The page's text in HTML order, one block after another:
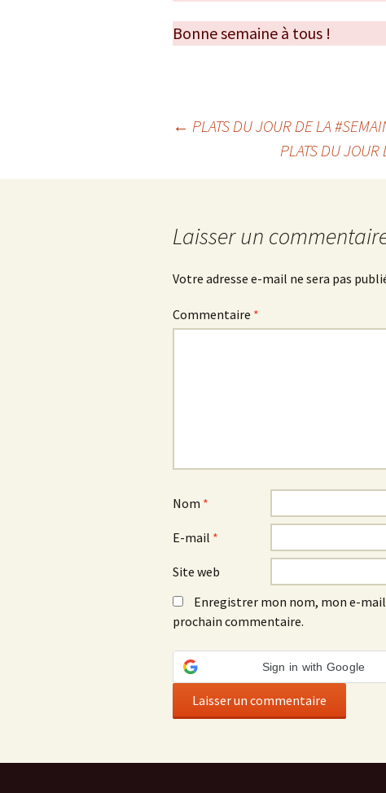
Bonne semaine à tous !
Navigation
des
← PLATS DU JOUR DE LA
PLATS DU
Laisser un
Votre adresse e-mail ne sera pas
Commentaire *
Nom *
E-mail *
Site web
Enregistrer mon nom, mon e-
prochain commentaire.
Sign in with Google